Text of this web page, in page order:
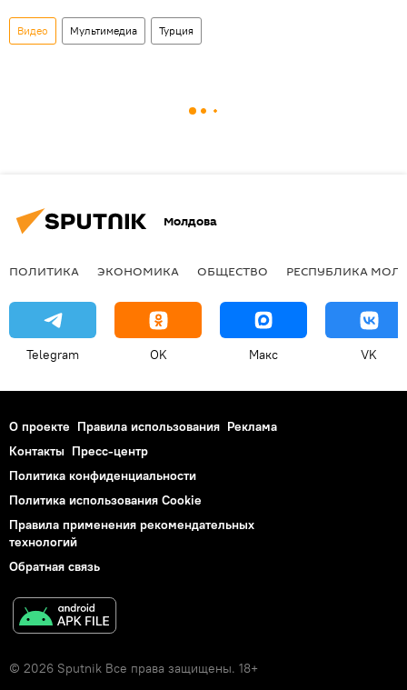
Видео Мультимедиа Турция
Молдова
ПОЛИТИКА ЭКОНОМИКА ОБЩЕСТВО РЕСПУБЛИКА
Telegram OK Макс VK
О проекте Правила использования Реклама
Контакты Пресс-центр
Политика конфиденциальности
Политика использования Cookie
Правила применения рекомендательных
технологий
Обратная связь
© 2026 Sputnik Все права защищены. 18+